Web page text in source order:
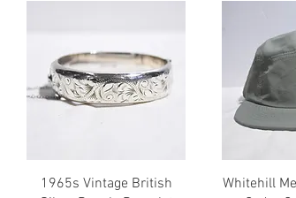
クイックビュー
1965s Vintage British
クイ
Whitehill